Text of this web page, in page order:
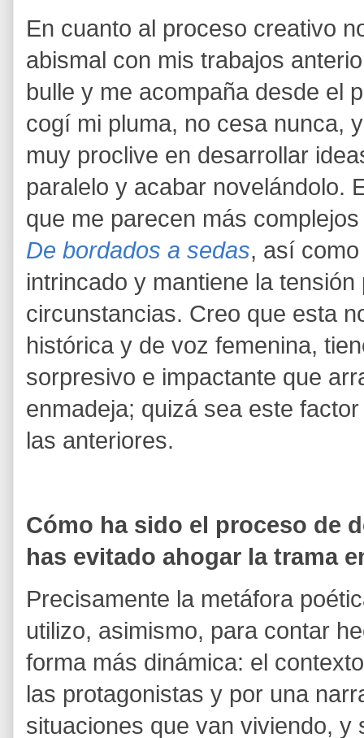
En cuanto al proceso creativo
abismal con mis trabajos
bulle y me acompaña desde el
cogí mi pluma, no cesa nunca,
muy proclive en desarrollar
paralelo y acabar novelándolo.
que me parecen más
De bordados a sedas, así
intrincado y mantiene la
circunstancias. Creo que esta
histórica y de voz femenina,
sorpresivo e impactante que
enmadeja; quizá sea este
las anteriores.
Cómo ha sido el proceso de
has evitado ahogar la trama
Precisamente la metáfora
utilizo, asimismo, para contar
forma más dinámica: el
las protagonistas y por una
situaciones que van viviendo, y